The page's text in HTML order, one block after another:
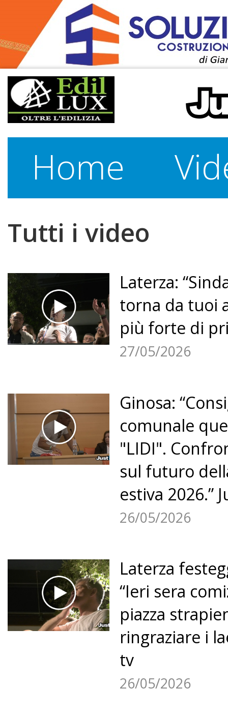
Home
Tutti i video
Laterza:
torna da tuoi
più forte di
27/05/2026
Ginosa:
comunale
"LIDI".
sul futuro
estiva 2026.”
26/05/2026
Laterza
“Ieri sera
piazza
ringraziare i
tv
26/05/2026